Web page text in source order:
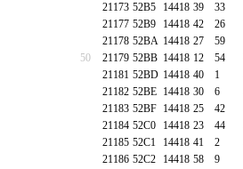
21173 52B5 14418 39 33
21177 52B9 14418 42 26
21178 52BA 14418 27 59
50
21179 52BB 14418 12 54
21181 52BD 14418 40 1
21182 52BE 14418 30 6
21183 52BF 14418 25 42
21184 52C0 14418 23 44
21185 52C1 14418 41 2
21186 52C2 14418 58 9